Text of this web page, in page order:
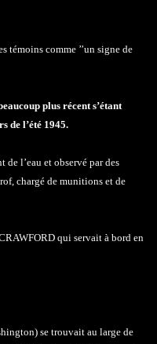
témoins comme ’’un signe de
plus récent s’étant
de l’été 1945.
de l’eau et observé par des
chargé de munitions et de
qui servait à bord en
se trouvait au large de